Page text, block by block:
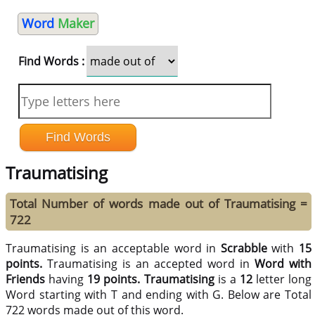
Word Maker
Find Words :
Traumatising
Total Number of words made out of Traumatising =
722
Traumatising is an acceptable word in Scrabblewith 15
points.Traumatising is an accepted word inWord with
Friends having 19 points. Traumatisingis a 12letter long
Word starting with T and ending with G. Below are Total
722 words made out of this word.